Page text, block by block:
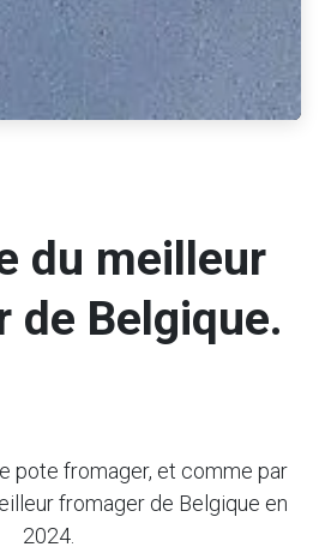
du meilleur
de Belgique.
pote fromager, et comme par
fromager de Belgique en
2024.